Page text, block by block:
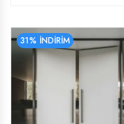
31% İNDİRİM